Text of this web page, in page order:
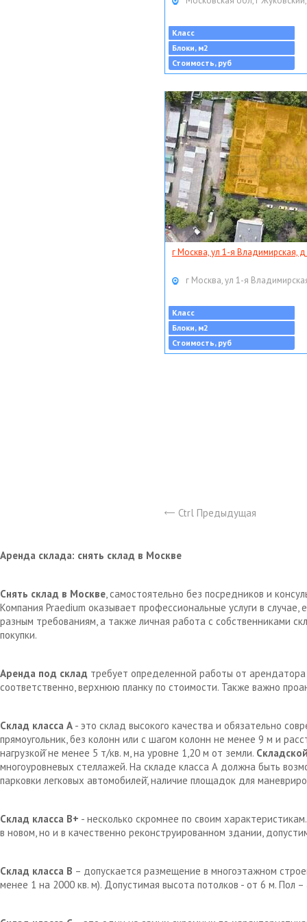
Класс
Блоки, м2
Стоимость, руб
г Москва, ул 1-я Владимирская, д
г Москва, ул 1-я
Класс
Блоки, м2
Стоимость, руб
Ctrl Предыдущая
Аренда склада: снять склад в Москве
Снять склад в Москве, самостоятельно без посредников и
Компания Praedium оказывает профессиональные услуги в
разным требованиям, а также личная работа с собственниками
покупки.
Аренда под склад требует определенной работы от
соответственно, верхнюю планку по стоимости. Также важно
Склад класса А - это склад высокого качества и обязательно
прямоугольник, без колонн или с шагом колонн не менее 9 м и
нагрузкой̆ не менее 5 т/кв. м, на уровне 1,20 м от земли.
многоуровневых стеллажей. На складе класса А должна быть
парковки легковых автомобилей̆, наличие площадок для
Склад класса В+ - несколько скромнее по своим
в новом, но и в качественно реконструированном здании,
Склад класса В – допускается размещение в многоэтажном
менее 1 на 2000 кв. м). Допустимая высота потолков - от 6 м. Пол